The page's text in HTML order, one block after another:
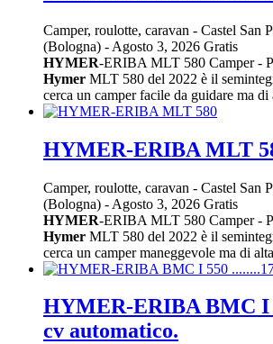
Camper, roulotte, caravan - Castel San
(Bologna) - Agosto 3, 2026 Gratis
HYMER-ERIBA MLT 580 Camper -
Hymer MLT 580 del 2022 è il
cerca un camper facile da guidare ma di
HYMER-ERIBA MLT
Camper, roulotte, caravan - Castel San
(Bologna) - Agosto 3, 2026 Gratis
HYMER-ERIBA MLT 580 Camper -
Hymer MLT 580 del 2022 è il
cerca un camper maneggevole ma di
HYMER-ERIBA BMC I
cv automatico.